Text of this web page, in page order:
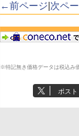
←前ページ 次ペ
※特記無き価格データは税込み
ポスト